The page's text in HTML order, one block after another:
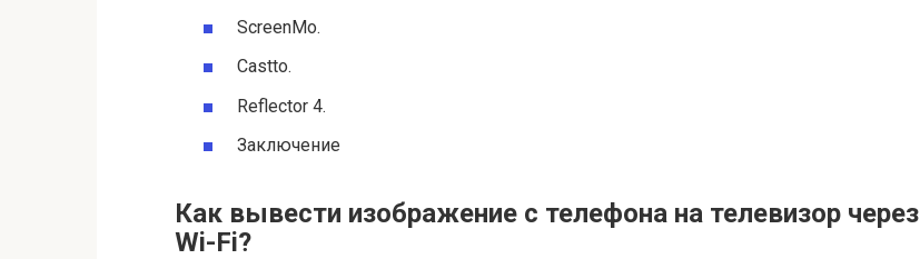
ScreenMo.
Castto.
Reflector 4.
Заключение
Как вывести изображение с телефона на телевизор через
Wi-Fi?